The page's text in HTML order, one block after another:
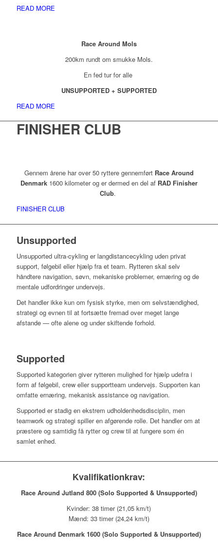
READ MORE
Race Around Mols
200km rundt om smukke Mols.
En fed tur for alle
UNSUPPORTED + SUPPORTED
READ MORE
FINISHER CLUB
Gennem årene har over 50 ryttere gennemført Race Around
Denmark1600 kilometer og er dermed en del af RAD Finisher
Club.
FINISHER CLUB
Unsupported
Unsupported ultra-cykling er langdistancecykling uden privat
support, følgebil eller hjælp fra et team. Rytteren skal selv
håndtere navigation, søvn, mekaniske problemer, ernæring og de
mentale udfordringer undervejs.
Det handler ikke kun om fysisk styrke, men om selvstændighed,
strategi og evnen til at fortsætte fremad over meget lange
afstande — ofte alene og under skiftende forhold.
Supported
Supported kategorien giver rytteren mulighed for hjælp udefra i
form af følgebil, crew eller supportteam undervejs. Supporten kan
omfatte ernæring, mekanisk assistance og navigation.
Supported er stadig en ekstrem udholdenhedsdisciplin, men
teamwork og strategi spiller en afgørende rolle. Det handler om at
præstere og samtidig få rytter og crew til at fungere som én
samlet enhed.
Kvalifikationkrav:
Race Around Jutland 800 (Solo Supported & Unsupported)
Kvinder: 38 timer (21,05 km/t)
Mænd: 33 timer (24,24 km/t)
Race Around Denmark 1600 (Solo Supported & Unsupported)